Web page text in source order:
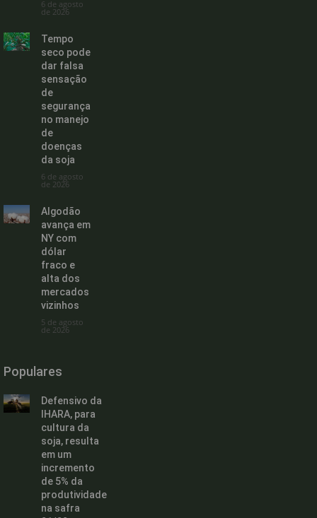
6 de agosto
de 2026
Tempo
seco pode
dar falsa
sensação
de
segurança
no manejo
de
doenças
da soja
6 de agosto
de 2026
Algodão
avança em
NY com
dólar
fraco e
alta dos
mercados
vizinhos
5 de agosto
de 2026
Populares
Defensivo da
IHARA, para
cultura da
soja, resulta
em um
incremento
de 5% da
produtividade
na safra